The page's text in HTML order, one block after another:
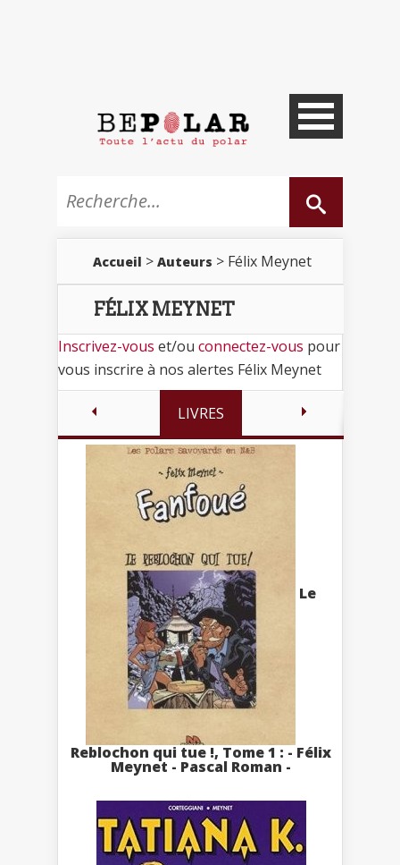
Accueil > Auteurs > Félix Meynet
FÉLIX MEYNET
Inscrivez-vous et/ou connectez-vous pour
vous inscrire à nos alertes Félix Meynet
LIVRES
Le
Reblochon qui tue !, Tome 1 : - Félix
Meynet - Pascal Roman -